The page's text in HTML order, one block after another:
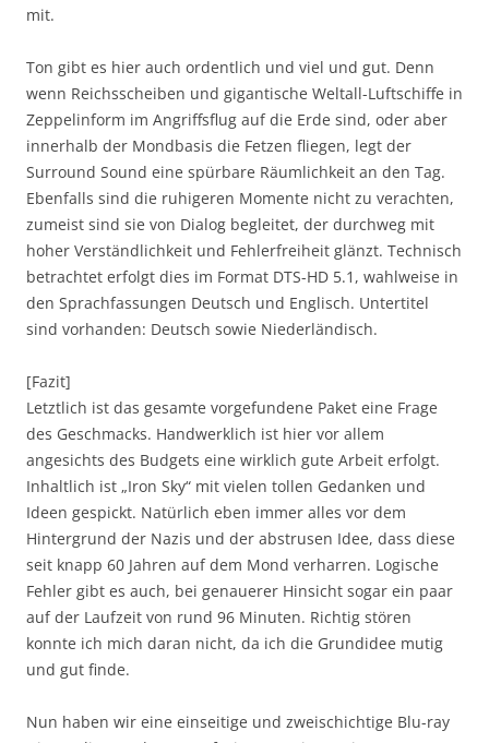
mit.
Ton gibt es hier auch ordentlich und viel und gut. Denn
wenn Reichsscheiben und gigantische Weltall-Luftschiffe in
Zeppelinform im Angriffsflug auf die Erde sind, oder aber
innerhalb der Mondbasis die Fetzen fliegen, legt der
Surround Sound eine spürbare Räumlichkeit an den Tag.
Ebenfalls sind die ruhigeren Momente nicht zu verachten,
zumeist sind sie von Dialog begleitet, der durchweg mit
hoher Verständlichkeit und Fehlerfreiheit glänzt. Technisch
betrachtet erfolgt dies im Format DTS-HD 5.1, wahlweise in
den Sprachfassungen Deutsch und Englisch. Untertitel
sind vorhanden: Deutsch sowie Niederländisch.
[Fazit]
Letztlich ist das gesamte vorgefundene Paket eine Frage
des Geschmacks. Handwerklich ist hier vor allem
angesichts des Budgets eine wirklich gute Arbeit erfolgt.
Inhaltlich ist „Iron Sky“ mit vielen tollen Gedanken und
Ideen gespickt. Natürlich eben immer alles vor dem
Hintergrund der Nazis und der abstrusen Idee, dass diese
seit knapp 60 Jahren auf dem Mond verharren. Logische
Fehler gibt es auch, bei genauerer Hinsicht sogar ein paar
auf der Laufzeit von rund 96 Minuten. Richtig stören
konnte ich mich daran nicht, da ich die Grundidee mutig
und gut finde.
Nun haben wir eine einseitige und zweischichtige Blu-ray